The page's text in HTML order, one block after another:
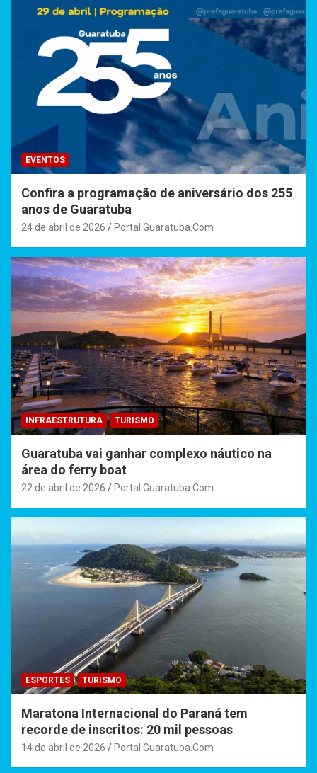
EVENTOS
Confira a programação de aniversário dos 255
anos de Guaratuba
24 de abril de 2026 Portal Guaratuba.Com
INFRAESTRUTURA TURISMO
Guaratuba vai ganhar complexo náutico na
área do ferry boat
22 de abril de 2026 Portal Guaratuba.Com
ESPORTES TURISMO
Maratona Internacional do Paraná tem
recorde de inscritos: 20 mil pessoas
14 de abril de 2026 Portal Guaratuba.Com